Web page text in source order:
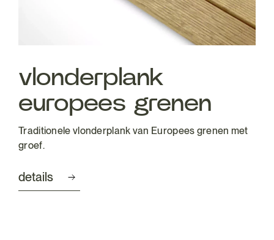
vlonderplank
europees grenen
Traditionele vlonderplank van Europees grenen met
groef.
details